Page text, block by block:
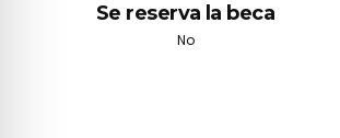
Se reserva la beca
No